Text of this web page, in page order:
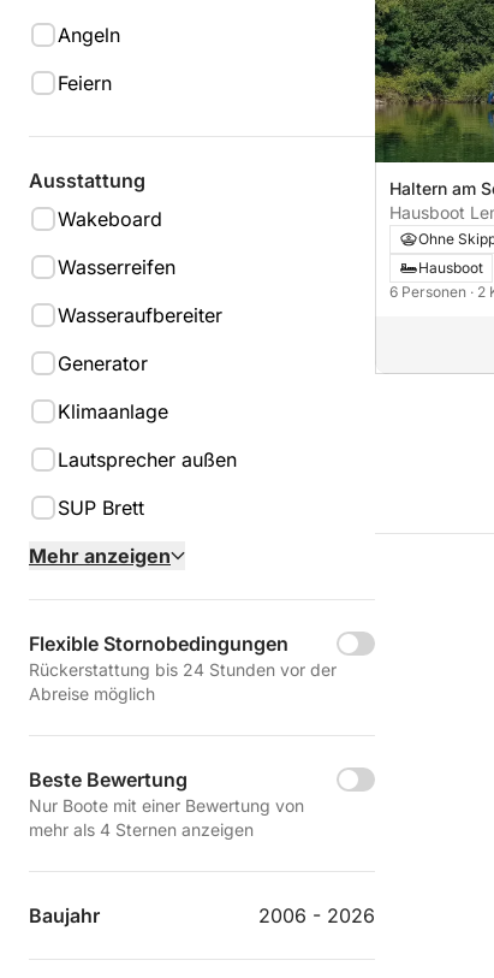
Angeln
Feiern
Ausstattung
Wakeboard
Wasserreifen
Wasseraufbereiter
Generator
Klimaanlage
Lautsprecher außen
SUP Brett
Mehr anzeigen
Flexible Stornobedingungen
Rückerstattung bis 24 Stunden vor der
Abreise möglich
Beste Bewertung
Nur Boote mit einer Bewertung von
mehr als 4 Sternen anzeigen
Baujahr 2006 - 2026
Haltern am
Hausboot
Ohne
Hausboot
6 Personen · 2